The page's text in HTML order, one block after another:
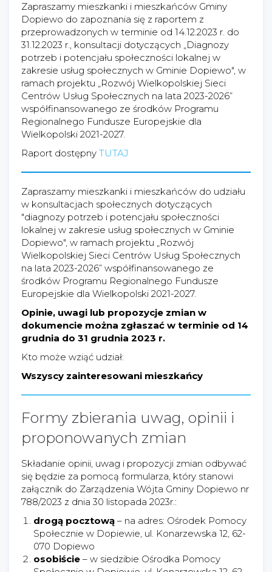
Zapraszamy mieszkanki i mieszkańców Gminy
Dopiewo do zapoznania się z raportem z
przeprowadzonych w terminie od 14.12.2023 r. do
31.12.2023 r., konsultacji dotyczących „Diagnozy
potrzeb i potencjału społeczności lokalnej w
zakresie usług społecznych w Gminie Dopiewo", w
ramach projektu „Rozwój Wielkopolskiej Sieci
Centrów Usług Społecznych na lata 2023-2026”
współfinansowanego ze środków Programu
Regionalnego Fundusze Europejskie dla
Wielkopolski 2021-2027.
Raport dostępny TUTAJ
Zapraszamy mieszkanki i mieszkańców do udziału
w konsultacjach społecznych dotyczących
"diagnozy potrzeb i potencjału społeczności
lokalnej w zakresie usług społecznych w Gminie
Dopiewo", w ramach projektu „Rozwój
Wielkopolskiej Sieci Centrów Usług Społecznych
na lata 2023-2026” współfinansowanego ze
środków Programu Regionalnego Fundusze
Europejskie dla Wielkopolski 2021-2027.
Opinie, uwagi lub propozycje zmian w
dokumencie można zgłaszać w terminie od 14
grudnia do 31 grudnia 2023 r.
Kto może wziąć udział:
Wszyscy zainteresowani mieszkańcy
Formy zbierania uwag, opinii i
proponowanych zmian
Składanie opinii, uwag i propozycji zmian odbywać
się będzie za pomocą formularza, który stanowi
załącznik do Zarządzenia Wójta Gminy Dopiewo nr
788/2023 z dnia 30 listopada 2023r.:
drogą pocztową – na adres: Ośrodek Pomocy
Społecznie w Dopiewie, ul. Konarzewska 12, 62-
070 Dopiewo
osobiście – w siedzibie Ośrodka Pomocy